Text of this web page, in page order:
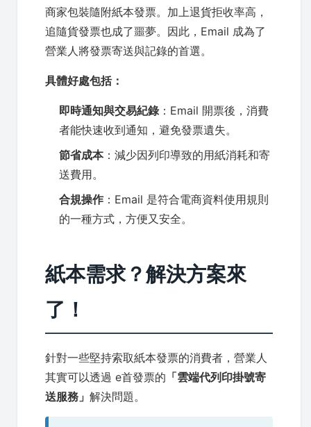
商家包裝隨附紙本發票。加上退貨拒收率高，
追隨貨發票也成了噩夢。因此，Email 成為了
營業人將發票寄送與記錄的首選。
具體好處包括：
即時通知與交易紀錄：Email 開票後，消費
者能快速收到通知，避免發票遺失。
節省成本：減少因列印導致的用紙消耗和寄
送費用。
合規操作 ：Email 是符合電商資料使用規則
的一種方式，方便又安全。
紙本需求？解決方案來
了！
針對一些堅持索取紙本發票的消費者，營業人
其實可以透過 e首發票的 「雲端代列印掛號寄
送服務」 解決問題。